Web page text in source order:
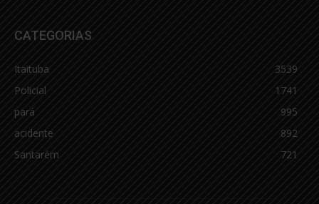
CATEGORIAS
Itaituba
3539
Policial
1741
pará
995
acidente
892
Santarém
721